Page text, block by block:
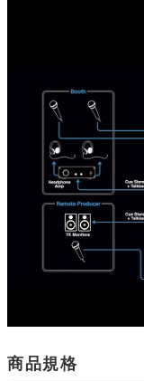
商品規格